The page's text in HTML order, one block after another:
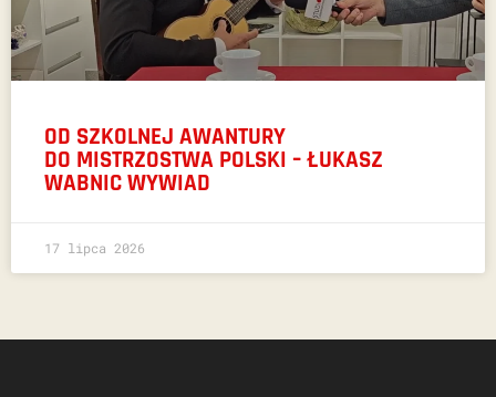
OD SZKOLNEJ AWANTURY
DO MISTRZOSTWA POLSKI – ŁUKASZ
WABNIC WYWIAD
17 lipca 2026